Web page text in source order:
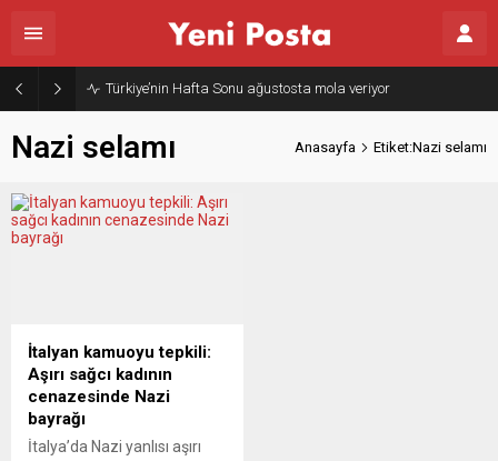
Türkiye’nin Hafta Sonu ağustosta mola veriyor
Nazi selamı Anasayfa Etiket:Nazi selamı
İtalyan kamuoyu tepkili:
Aşırı sağcı kadının
cenazesinde Nazi
bayrağı
İtalya’da Nazi yanlısı aşırı